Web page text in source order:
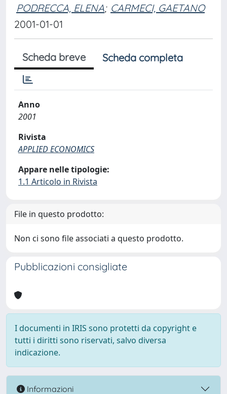
PODRECCA, ELENA; CARMECI, GAETANO
2001-01-01
Scheda breve Scheda completa
Anno
2001
Rivista
APPLIED ECONOMICS
Appare nelle tipologie:
1.1 Articolo in Rivista
File in questo prodotto:
Non ci sono file associati a questo prodotto.
Pubblicazioni consigliate
I documenti in IRIS sono protetti da copyright e
tutti i diritti sono riservati, salvo diversa
indicazione.
Informazioni